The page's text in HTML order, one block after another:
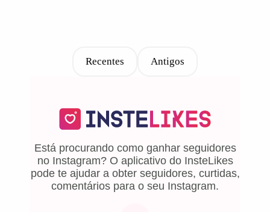
Recentes Antigos
Está procurando como ganhar seguidores
no Instagram? O aplicativo do InsteLikes
pode te ajudar a obter seguidores, curtidas,
comentários para o seu Instagram.